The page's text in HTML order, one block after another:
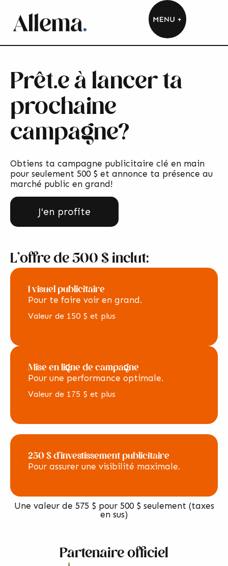
Prêt.e à lancer ta
prochaine
campagne?
Obtiens ta campagne publicitaire clé en main
pour seulement 500 $ et annonce ta présence au
marché public en grand!
J'en profite
L’offre de 500 $ inclut:
1 visuel publicitaire
Pour te faire voir en grand.
Valeur de 150 $ et plus
Mise en ligne de campagne
Pour une performance optimale.
Valeur de 175 $ et plus
250 $ d’investissement publicitaire
Pour assurer une visibilité maximale.
Une valeur de 575 $ pour 500 $ seulement (taxes
en sus)
Partenaire officiel